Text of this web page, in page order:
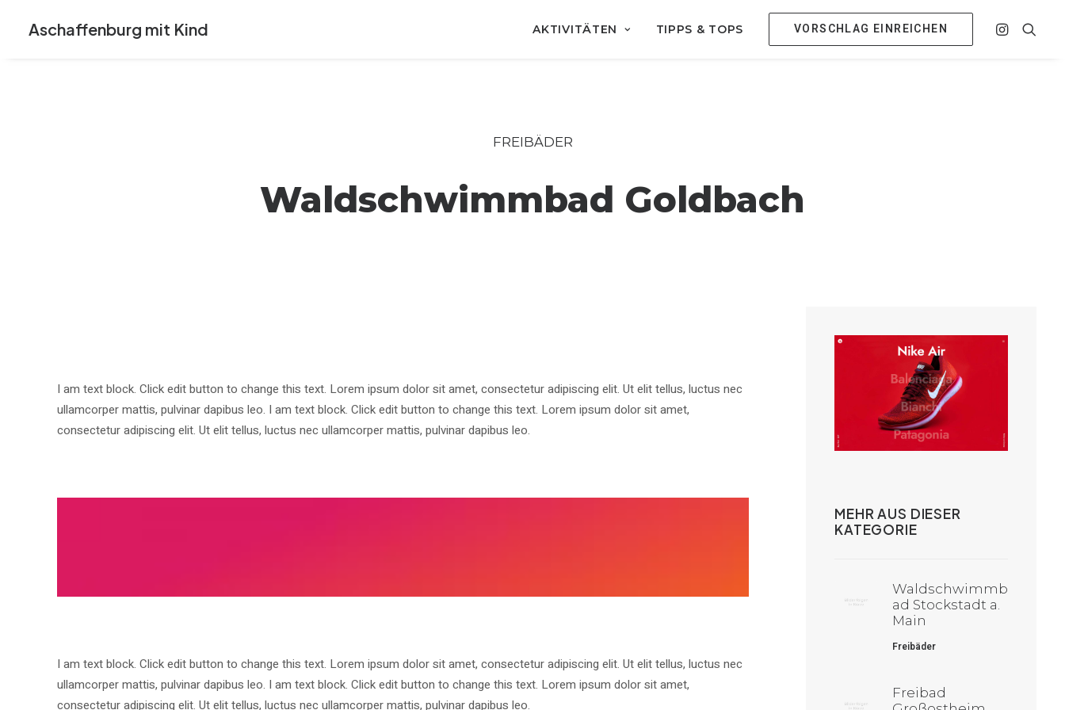
Aschaffenburg mit Kind AKTIVITÄTEN TIPPS & TOPS VORSCHLAG EINREICHEN
FREIBÄDER
Waldschwimmbad Goldbach
I am text block. Click edit button to change this text. Lorem ipsum dolor sit amet, consectetur adipiscing elit. Ut elit tellus, luctus nec
ullamcorper mattis, pulvinar dapibus leo. I am text block. Click edit button to change this text. Lorem ipsum dolor sit amet,
consectetur adipiscing elit. Ut elit tellus, luctus nec ullamcorper mattis, pulvinar dapibus leo.
I am text block. Click edit button to change this text. Lorem ipsum dolor sit amet, consectetur adipiscing elit. Ut elit tellus, luctus nec
ullamcorper mattis, pulvinar dapibus leo. I am text block. Click edit button to change this text. Lorem ipsum dolor sit amet,
consectetur adipiscing elit. Ut elit tellus, luctus nec ullamcorper mattis, pulvinar dapibus leo.
MEHR AUS DIESER
KATEGORIE
Waldschwimmb
ad Stockstadt a.
Main
Freibäder
Freibad